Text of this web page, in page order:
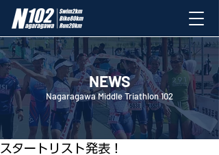
スタートリスト発表！
2025年4月12日
NEWS
Nagaragawa Middle Triathlon 102